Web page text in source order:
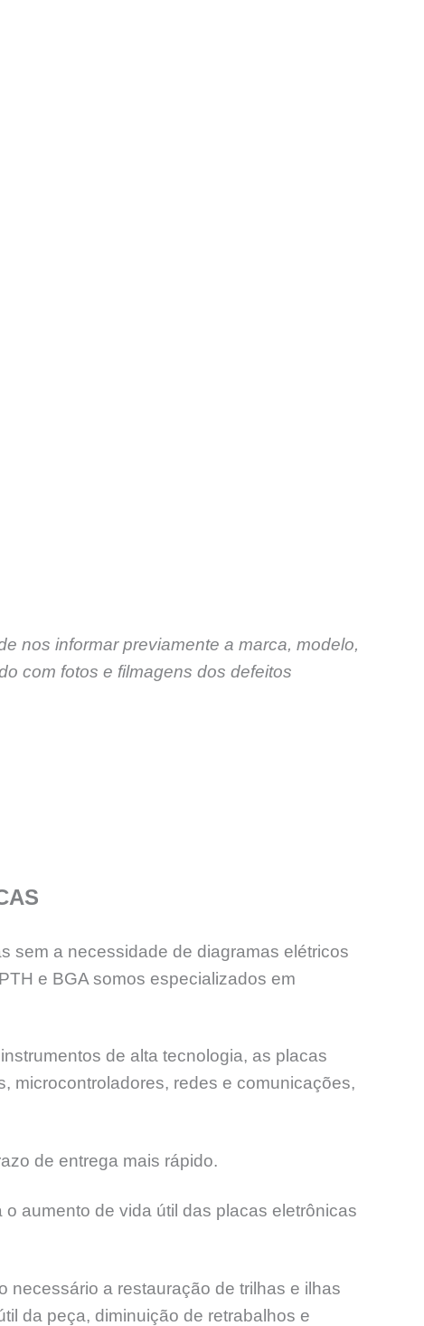
nos informar previamente a marca, modelo,
com fotos e filmagens dos defeitos
sem a necessidade de diagramas elétricos
e BGA somos especializados em
de alta tecnologia, as placas
microcontroladores, redes e comunicações,
de entrega mais rápido.
aumento de vida útil das placas eletrônicas
necessário a restauração de trilhas e ilhas
da peça, diminuição de retrabalhos e